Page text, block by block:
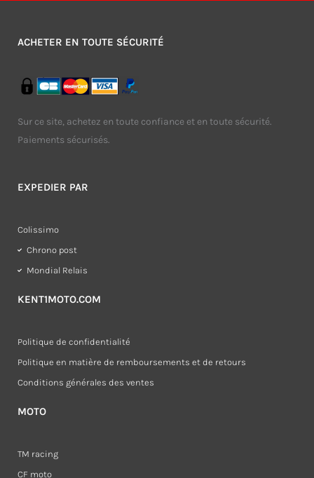
MOTO
TM racing
CF moto
KENT1MOTO.COM
Politique de confidentialité
Politique en matière de remboursements et de retours
Conditions générales des ventes
EXPEDIER PAR
Colissimo
Chrono post
Mondial Relais
ACHETER EN TOUTE SÉCURITÉ
Sur ce site, achetez en toute confiance et en toute sécurité.
Paiements sécurisés.